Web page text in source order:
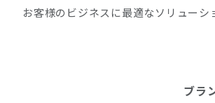
お客様のビジネスに最適なソリューシ
ブラ